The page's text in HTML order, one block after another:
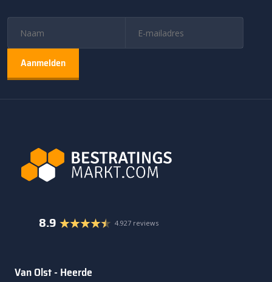
8.9 4.927 reviews
Van Olst - Heerde